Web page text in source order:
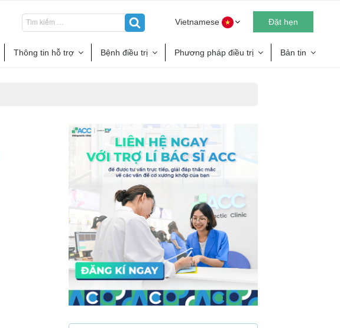
Vietnamese Đặt hẹn
Thông tin hỗ trợ Bệnh điều trị Phương pháp điều trị Bản tin